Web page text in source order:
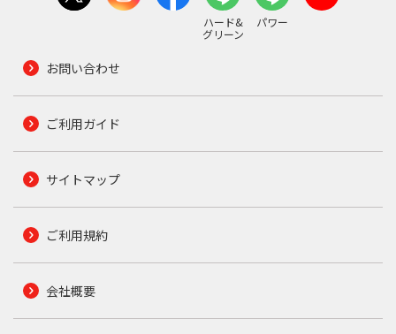
ハード&
グリーン
パワー
お問い合わせ
ご利用ガイド
サイトマップ
ご利用規約
会社概要